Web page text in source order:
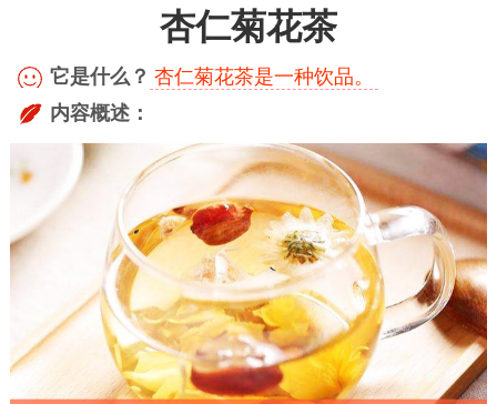
杏仁菊花茶
它是什么？ 杏仁菊花茶是一种饮品。
内容概述：